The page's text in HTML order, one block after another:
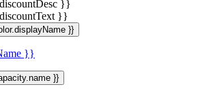
}}
}}
}}
}}
}}